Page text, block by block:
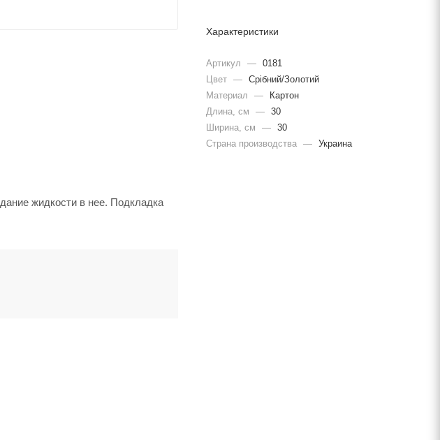
жидкости в нее. Подкладка
Характеристики
Артикул — 0181
Цвет — Срібний/Золотий
Материал
—
Картон
Длина, cм
— 30
Ширина, cм
— 30
Страна производства — Украина